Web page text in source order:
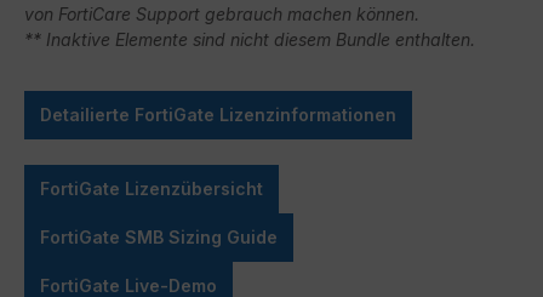
von FortiCare Support gebrauch machen können.
** Inaktive Elemente sind nicht diesem Bundle enthalten.
Detailierte FortiGate Lizenzinformationen
FortiGate Lizenzübersicht
FortiGate SMB Sizing Guide
FortiGate Live-Demo